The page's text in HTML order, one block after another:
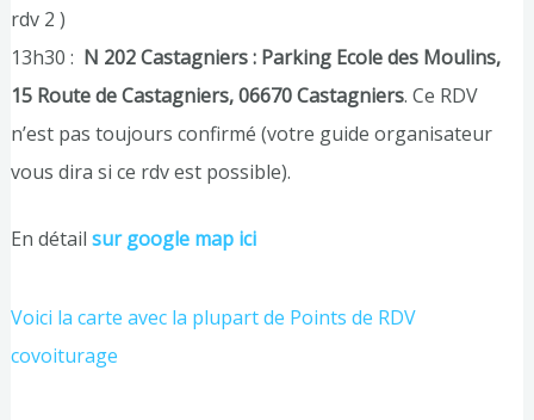
rdv 2 )
13h30 : N 202 Castagniers : Parking Ecole des Moulins,
15 Route de Castagniers, 06670 Castagniers. Ce RDV
n’est pas toujours confirmé (votre guide organisateur
vous dira si ce rdv est possible).
En détail sur google map ici
Voici la carte avec la plupart de Points de RDV
covoiturage